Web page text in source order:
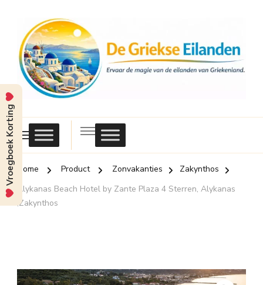
Griekse
Eilanden
Home Product Zonvakanties
Zakynthos
Alykanas Beach Hotel by Zante Plaza 4 Sterren, Alykanas
,Zakynthos
Vroegboek Korting